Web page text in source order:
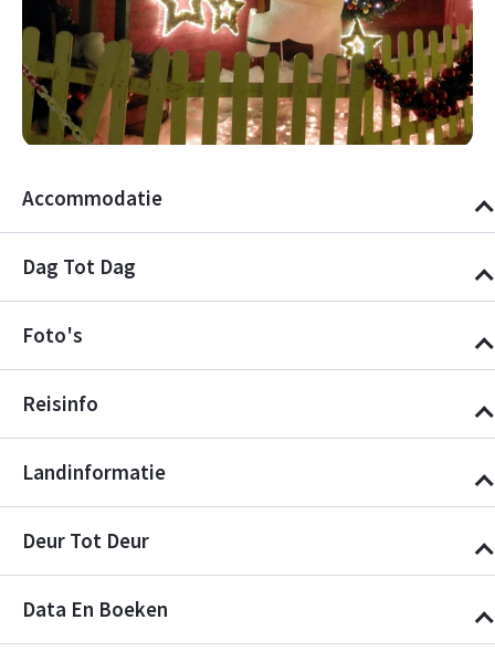
Accommodatie
Dag Tot Dag
Foto's
Reisinfo
Landinformatie
Deur Tot Deur
Data En Boeken